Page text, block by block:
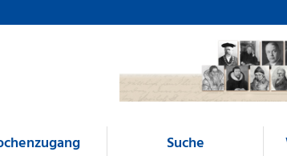
Suche